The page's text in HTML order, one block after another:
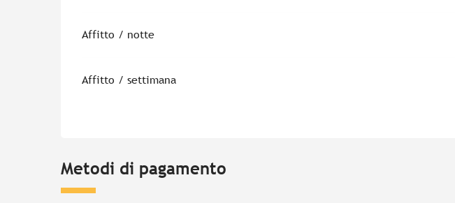
Affitto / notte
Affitto / settimana
Metodi di pagamento